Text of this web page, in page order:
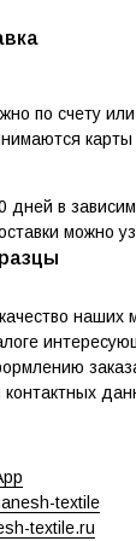
по счету
дней в
можно
наших
textile
textile.ru